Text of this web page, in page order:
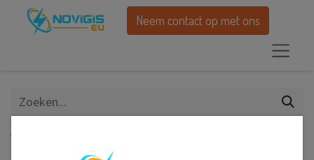
Neem contact op met ons
Alle producten